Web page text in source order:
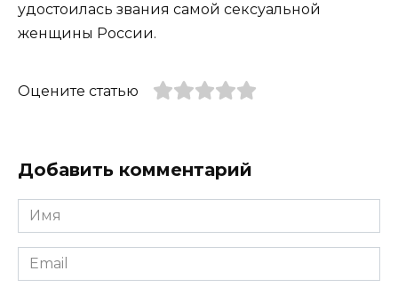
удостоилась звания самой сексуальной
женщины России.
Оцените статью
Добавить комментарий
Имя
*
Email
*